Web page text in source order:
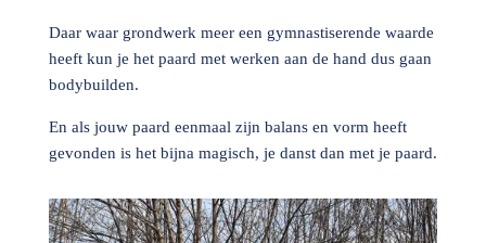
Daar waar grondwerk meer een gymnastiserende waarde
heeft kun je het paard met werken aan de hand dus gaan
bodybuilden.
En als jouw paard eenmaal zijn balans en vorm heeft
gevonden is het bijna magisch, je danst dan met je paard.